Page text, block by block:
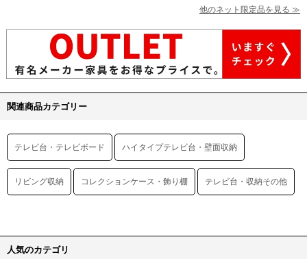
他のネット限定品を見る ≫
関連商品カテゴリー
テレビ台・テレビボード ハイタイプテレビ台・壁面収納
リビング収納 コレクションケース・飾り棚 テレビ台・収納その他
人気のカテゴリ